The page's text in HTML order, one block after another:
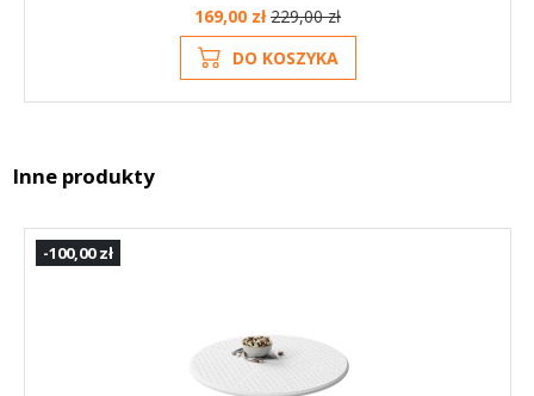
169,00 zł229,00 zł
DO KOSZYKA
Inne produkty
-100,00 zł